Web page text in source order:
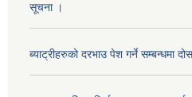
सूचना ।
ब्याट्रीहरुको दरभाउ पेश गर्ने सम्बन्धमा